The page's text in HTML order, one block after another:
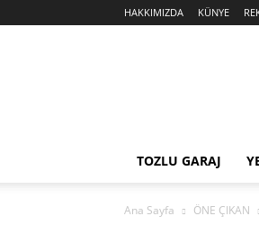
HAKKIMIZDA KÜNYE
TOZLU GARAJ
Ana Sayfa ÖNE ÇIKAN